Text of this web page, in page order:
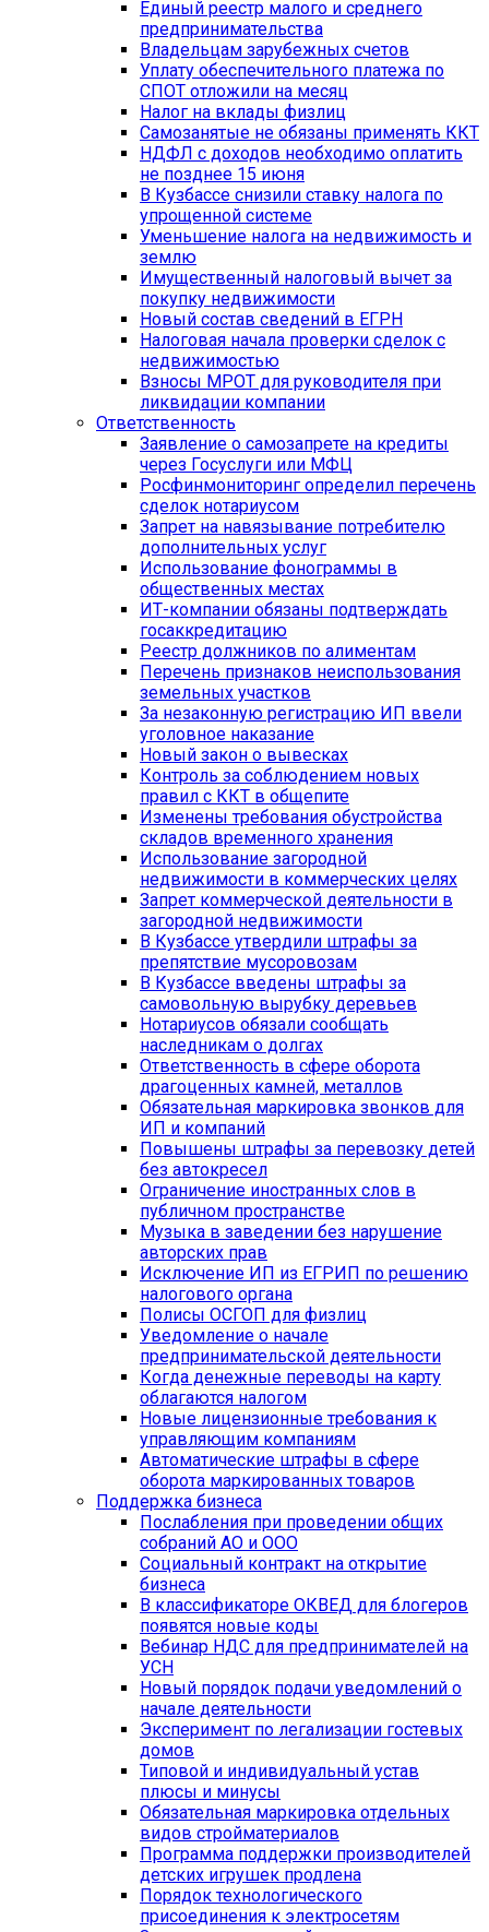
Единый реестр малого и среднего
предпринимательства
Владельцам зарубежных счетов
Уплату обеспечительного платежа по
СПОТ отложили на месяц
Налог на вклады физлиц
Самозанятые не обязаны применять ККТ
НДФЛ с доходов необходимо оплатить
не позднее 15 июня
В Кузбассе снизили ставку налога по
упрощенной системе
Уменьшение налога на недвижимость и
землю
Имущественный налоговый вычет за
покупку недвижимости
Новый состав сведений в ЕГРН
Налоговая начала проверки сделок с
недвижимостью
Взносы МРОТ для руководителя при
ликвидации компании
Ответственность
Заявление о самозапрете на кредиты
через Госуслуги или МФЦ
Росфинмониторинг определил перечень
сделок нотариусом
Запрет на навязывание потребителю
дополнительных услуг
Использование фонограммы в
общественных местах
ИТ-компании обязаны подтверждать
госаккредитацию
Реестр должников по алиментам
Перечень признаков неиспользования
земельных участков
За незаконную регистрацию ИП ввели
уголовное наказание
Новый закон о вывесках
Контроль за соблюдением новых
правил с ККТ в общепите
Изменены требования обустройства
складов временного хранения
Использование загородной
недвижимости в коммерческих целях
Запрет коммерческой деятельности в
загородной недвижимости
В Кузбассе утвердили штрафы за
препятствие мусоровозам
В Кузбассе введены штрафы за
самовольную вырубку деревьев
Нотариусов обязали сообщать
наследникам о долгах
Ответственность в сфере оборота
драгоценных камней, металлов
Обязательная маркировка звонков для
ИП и компаний
Повышены штрафы за перевозку детей
без автокресел
Ограничение иностранных слов в
публичном пространстве
Музыка в заведении без нарушение
авторских прав
Исключение ИП из ЕГРИП по решению
налогового органа
Полисы ОСГОП для физлиц
Уведомление о начале
предпринимательской деятельности
Когда денежные переводы на карту
облагаются налогом
Новые лицензионные требования к
управляющим компаниям
Автоматические штрафы в сфере
оборота маркированных товаров
Поддержка бизнеса
Послабления при проведении общих
собраний АО и ООО
Социальный контракт на открытие
бизнеса
В классификаторе ОКВЕД для блогеров
появятся новые коды
Вебинар НДС для предпринимателей на
УСН
Новый порядок подачи уведомлений о
начале деятельности
Эксперимент по легализации гостевых
домов
Типовой и индивидуальный устав
плюсы и минусы
Обязательная маркировка отдельных
видов стройматериалов
Программа поддержки производителей
детских игрушек продлена
Порядок технологического
присоединения к электросетям